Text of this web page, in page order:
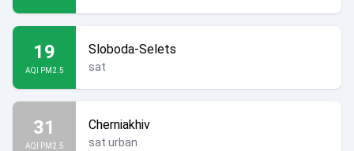
19
AQI PM2.5
Sloboda-Selets
sat
31
AQI PM2.5
Cherniakhiv
sat urban